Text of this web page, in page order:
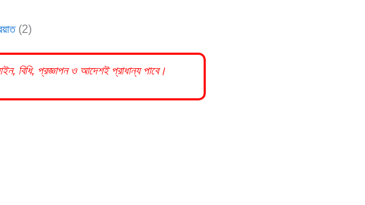
(2)
বিধি, প্রজ্ঞাপন ও আদেশই প্রাধান্য পাবে।